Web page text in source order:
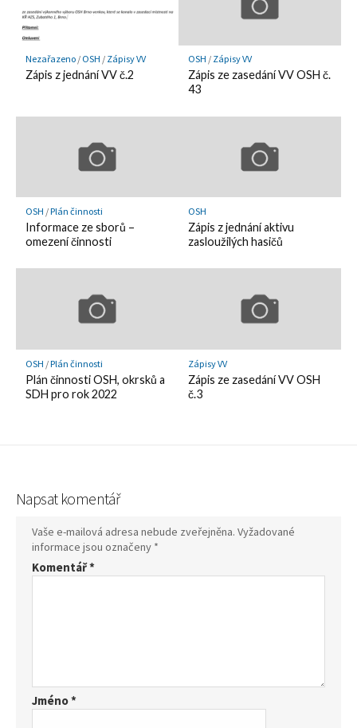
Nezařazeno/ OSH / Zápisy VV
Zápis z jednání VV č.2
OSH / Zápisy VV
Zápis ze zasedání VV OSH č.
43
OSH /Plán činnosti
Informace ze sborů –
omezení činnosti
OSH
Zápis z jednání aktivu
zasloužilých hasičů
OSH /Plán činnosti
Plán činnosti OSH, okrsků a
SDH pro rok 2022
Zápisy VV
Zápis ze zasedání VV OSH
č.3
Napsat komentář
Vaše e-mailová adresa nebude zveřejněna. Vyžadované
informace jsou označeny *
Komentář*
Jméno*